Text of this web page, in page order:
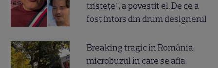
tristețe”, a povestit el. De ce a
fost întors din drum designerul
Breaking tragic în România:
microbuzul în care se afla